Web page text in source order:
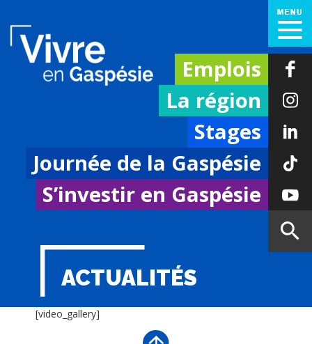
Emplois
La région
Stages
Journée de la Gaspésie
S’investir en Gaspésie
ACTUALITÉS
[video_gallery]